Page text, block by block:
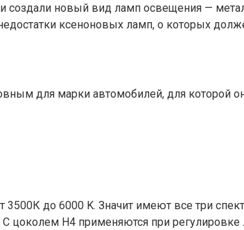
создали новый вид ламп освещения —
ксеноновых ламп, о которых
для марки автомобилей, для которой
3500К до 6000 K. Значит имеют все три
цоколем Н4 применяются при